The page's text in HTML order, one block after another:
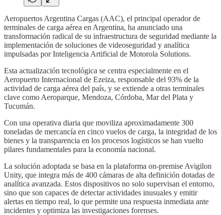
Aeropuertos Argentina Cargas (AAC), el principal operador de
terminales de carga aérea en Argentina, ha anunciado una
transformación radical de su infraestructura de seguridad mediante la
implementación de soluciones de videoseguridad y analítica
impulsadas por Inteligencia Artificial de Motorola Solutions.
Esta actualización tecnológica se centra especialmente en el
Aeropuerto Internacional de Ezeiza, responsable del 93% de la
actividad de carga aérea del país, y se extiende a otras terminales
clave como Aeroparque, Mendoza, Córdoba, Mar del Plata y
Tucumán.
Con una operativa diaria que moviliza aproximadamente 300
toneladas de mercancía en cinco vuelos de carga, la integridad de los
bienes y la transparencia en los procesos logísticos se han vuelto
pilares fundamentales para la economía nacional.
La solución adoptada se basa en la plataforma on-premise Avigilon
Unity, que integra más de 400 cámaras de alta definición dotadas de
analítica avanzada. Estos dispositivos no solo supervisan el entorno,
sino que son capaces de detectar actividades inusuales y emitir
alertas en tiempo real, lo que permite una respuesta inmediata ante
incidentes y optimiza las investigaciones forenses.